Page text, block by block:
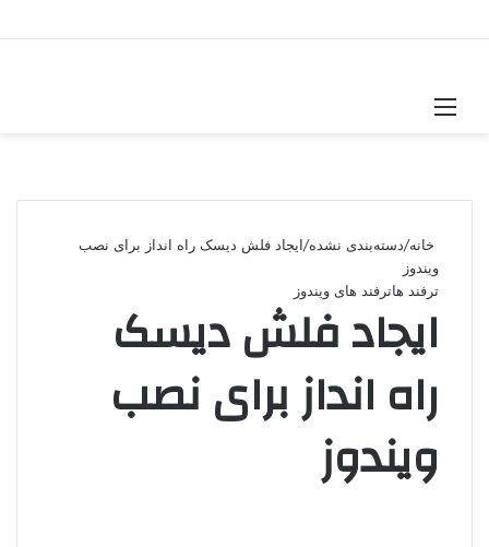
منو
خانه/دسته‌بندی نشده/ایجاد فلش دیسک راه انداز برای نصب
ویندوز
ترفند هاترفند های ویندوز
ایجاد فلش دیسک
راه انداز برای نصب
ویندوز